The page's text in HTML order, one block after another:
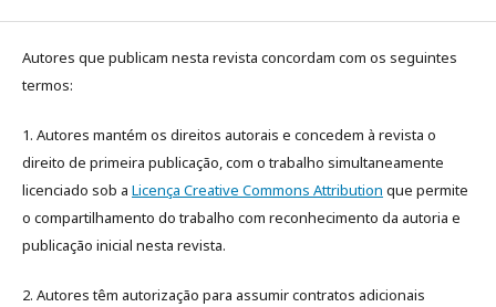
Autores que publicam nesta revista concordam com os seguintes
termos:
1. Autores mantém os direitos autorais e concedem à revista o
direito de primeira publicação, com o trabalho simultaneamente
licenciado sob a Licença Creative Commons Attribution que permite
o compartilhamento do trabalho com reconhecimento da autoria e
publicação inicial nesta revista.
2. Autores têm autorização para assumir contratos adicionais